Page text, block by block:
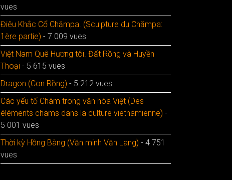
vues
Điêu Khắc Cổ Chămpa. (Sculpture du Chămpa:
1ère partie) - 7 009 vues
Việt Nam Quê Hương tôi. Đất Rồng và Huyền
Thoại - 5 615 vues
Dragon (Con Rồng) - 5 212 vues
Các yếu tố Chàm trong văn hóa Việt (Des
éléments chams dans la culture vietnamienne) -
5 001 vues
Thời kỳ Hồng Bàng (Văn minh Văn Lang) - 4 751
vues